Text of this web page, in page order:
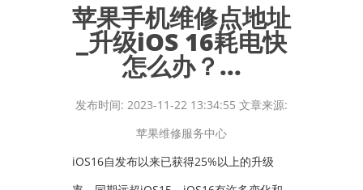
苹果手机维修点地址
_升级iOS 16耗电快
怎么办？...
发布时间: 2023-11-22 13:34:55 文章来源:
苹果维修服务中心
iOS16自发布以来已获得25%以上的升级